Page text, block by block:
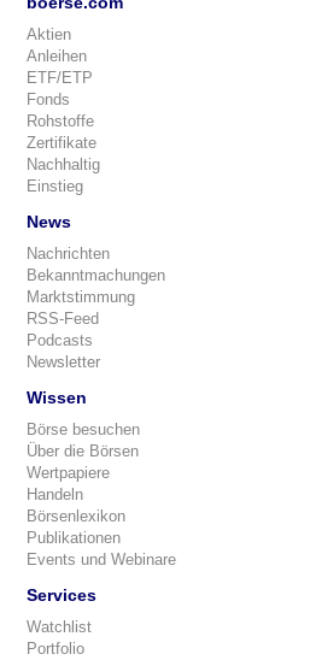
Aktien
Anleihen
ETF/ETP
Fonds
Rohstoffe
Zertifikate
Nachhaltig
Einstieg
News
Nachrichten
Bekanntmachungen
Marktstimmung
RSS-Feed
Podcasts
Newsletter
Wissen
Börse besuchen
Über die Börsen
Wertpapiere
Handeln
Börsenlexikon
Publikationen
Events und Webinare
Services
Watchlist
Portfolio